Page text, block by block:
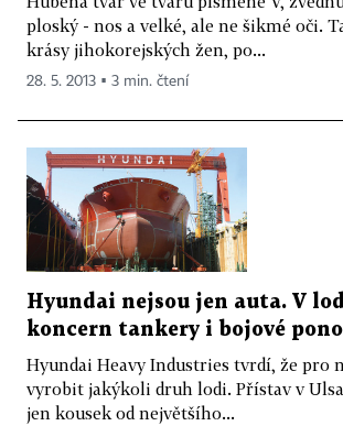
ploský - nos a velké, ale ne šikmé oči.
krásy jihokorejských žen, po...
28. 5. 2013 ▪ 3 min. čtení
Hyundai nejsou jen auta. V
koncern tankery i bojové
Hyundai Heavy Industries tvrdí, že pro
vyrobit jakýkoli druh lodi. Přístav v
jen kousek od největšího...